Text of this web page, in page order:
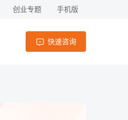
创业专题 手机版
快速咨询